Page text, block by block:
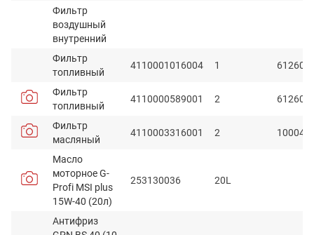
Фильтр
воздушный
внутренний
Фильтр
топливный
4110001016004 1
Фильтр
топливный
4110000589001 2
Фильтр
масляный
4110003316001 2
Масло
моторное G-
Profi MSI plus
15W-40 (20л)
253130036 20L
Антифриз